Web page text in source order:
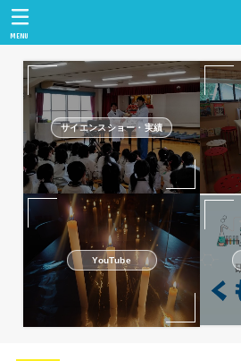
MENU
サイエンスショー・実績
YouTube